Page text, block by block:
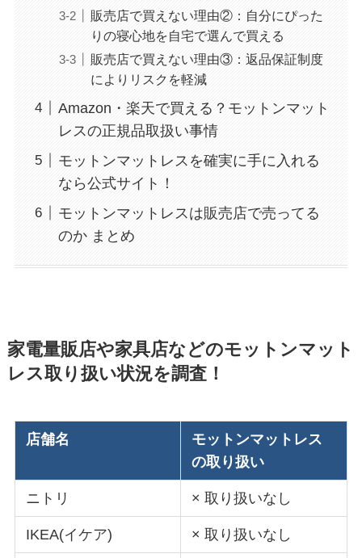
販売店で買えない理由②：自分にぴった
りの寝心地を自宅で選んで買える
販売店で買えない理由③：返品保証制度
によりリスクを軽減
Amazon・楽天で買える？モットンマット
レスの正規品取扱い事情
モットンマットレスを確実に手に入れる
なら公式サイト！
モットンマットレスは販売店で売ってる
のか まとめ
家電量販店や家具店などのモットンマット
レス取り扱い状況を調査！
店舗名
モットンマットレス
の取り扱い
ニトリ × 取り扱いなし
IKEA(イケア) × 取り扱いなし